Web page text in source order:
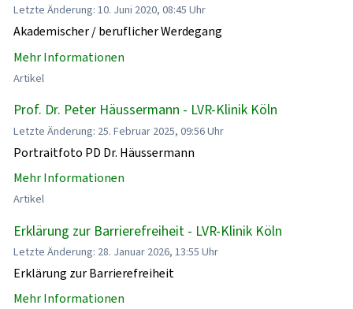
Letzte Änderung: 10. Juni 2020, 08:45 Uhr
Akademischer / beruflicher Werdegang
Mehr Informationen
Artikel
Prof. Dr. Peter Häussermann - LVR-Klinik Köln
Letzte Änderung: 25. Februar 2025, 09:56 Uhr
Portraitfoto PD Dr. Häussermann
Mehr Informationen
Artikel
Erklärung zur Barrierefreiheit - LVR-Klinik Köln
Letzte Änderung: 28. Januar 2026, 13:55 Uhr
Erklärung zur Barrierefreiheit
Mehr Informationen